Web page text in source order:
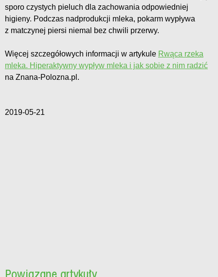
sporo czystych pieluch dla zachowania odpowiedniej
higieny. Podczas nadprodukcji mleka, pokarm wypływa
z matczynej piersi niemal bez chwili przerwy.
Więcej szczegółowych informacji w artykule Rwąca rzeka
mleka. Hiperaktywny wypływ mleka i jak sobie z nim radzić
na Znana-Polozna.pl.
2019-05-21
Powiązane artykuły